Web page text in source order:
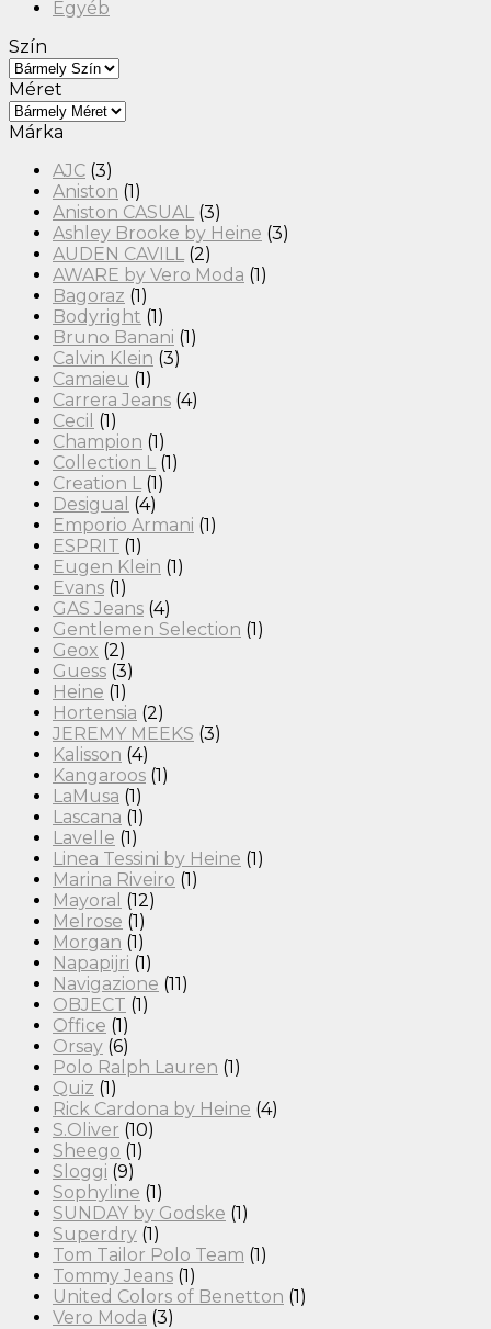
Egyéb
Szín
Méret
Márka
AJC (3)
Aniston (1)
Aniston CASUAL (3)
Ashley Brooke by Heine (3)
AUDEN CAVILL (2)
AWARE by Vero Moda (1)
Bagoraz (1)
Bodyright (1)
Bruno Banani (1)
Calvin Klein (3)
Camaieu (1)
Carrera Jeans (4)
Cecil (1)
Champion (1)
Collection L (1)
Creation L (1)
Desigual (4)
Emporio Armani (1)
ESPRIT (1)
Eugen Klein (1)
Evans (1)
GAS Jeans (4)
Gentlemen Selection (1)
Geox (2)
Guess (3)
Heine (1)
Hortensia (2)
JEREMY MEEKS (3)
Kalisson (4)
Kangaroos (1)
LaMusa (1)
Lascana (1)
Lavelle (1)
Linea Tessini by Heine (1)
Marina Riveiro (1)
Mayoral (12)
Melrose (1)
Morgan (1)
Napapijri (1)
Navigazione (11)
OBJECT (1)
Office (1)
Orsay (6)
Polo Ralph Lauren (1)
Quiz (1)
Rick Cardona by Heine (4)
S.Oliver (10)
Sheego (1)
Sloggi (9)
Sophyline (1)
SUNDAY by Godske (1)
Superdry (1)
Tom Tailor Polo Team (1)
Tommy Jeans (1)
United Colors of Benetton (1)
Vero Moda (3)